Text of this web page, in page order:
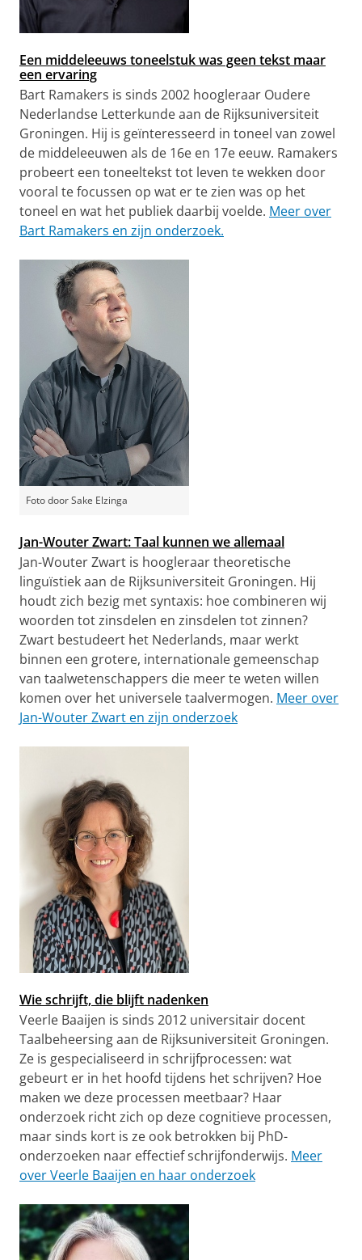
Een middeleeuws toneelstuk was geen tekst maar
een ervaring
Bart Ramakers is sinds 2002 hoogleraar Oudere
Nederlandse Letterkunde aan de Rijksuniversiteit
Groningen. Hij is geïnteresseerd in toneel van zowel
de middeleeuwen als de 16e en 17e eeuw. Ramakers
probeert een toneeltekst tot leven te wekken door
vooral te focussen op wat er te zien was op het
toneel en wat het publiek daarbij voelde. Meer over
Bart Ramakers en zijn onderzoek.
Foto door Sake Elzinga
Jan-Wouter Zwart: Taal kunnen we allemaal
Jan-Wouter Zwart is hoogleraar theoretische
linguïstiek aan de Rijksuniversiteit Groningen. Hij
houdt zich bezig met syntaxis: hoe combineren wij
woorden tot zinsdelen en zinsdelen tot zinnen?
Zwart bestudeert het Nederlands, maar werkt
binnen een grotere, internationale gemeenschap
van taalwetenschappers die meer te weten willen
komen over het universele taalvermogen. Meer over
Jan-Wouter Zwart en zijn onderzoek
Wie schrijft, die blijft nadenken
Veerle Baaijen is sinds 2012 universitair docent
Taalbeheersing aan de Rijksuniversiteit Groningen.
Ze is gespecialiseerd in schrijfprocessen: wat
gebeurt er in het hoofd tijdens het schrijven? Hoe
maken we deze processen meetbaar? Haar
onderzoek richt zich op deze cognitieve processen,
maar sinds kort is ze ook betrokken bij PhD-
onderzoeken naar effectief schrijfonderwijs. Meer
over Veerle Baaijen en haar onderzoek